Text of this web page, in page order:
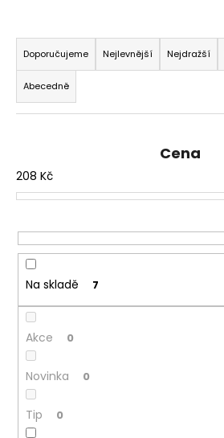
Ř
a
z
e
n
r
o
u
k
ů
Doporučujeme Nejlevnější Nejdražší
Abecedně
Cena
208 Kč
Na skladě 7
Akce 0
Novinka 0
Tip 0
č
u
j
e
m
JOYETECH
BF
SS316
45
Kč